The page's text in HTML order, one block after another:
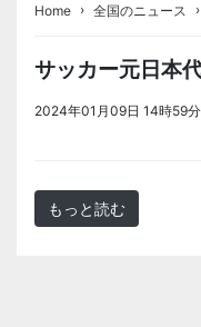
Home › 全国のニュース ›
サッカー元日本
2024年01月09日 14時59分
もっと読む